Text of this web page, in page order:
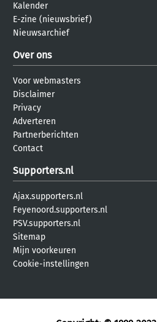
Kalender
E-zine (nieuwsbrief)
Nieuwsarchief
Over ons
Voor webmasters
Disclaimer
Privacy
Adverteren
Partnerberichten
Contact
Supporters.nl
Ajax.supporters.nl
Feyenoord.supporters.nl
PSV.supporters.nl
Sitemap
Mijn voorkeuren
Cookie-instellingen